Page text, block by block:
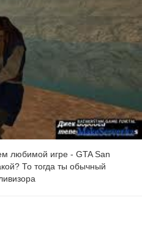
любимой игре - GTA San
То тогда ты обычный